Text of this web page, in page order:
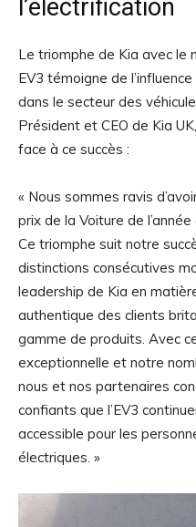
l’électrification
Le triomphe de Kia avec le
EV3 témoigne de
dans le secteur des
Président et CEO de Kia
face à ce succès :
« Nous sommes ravis
prix de la Voiture de
Ce triomphe suit notre
distinctions consécutives
leadership de Kia en
authentique des clients
gamme de produits. Avec
exceptionnelle et notre
nous et nos partenaires
confiants que l’EV3
accessible pour les
électriques. »